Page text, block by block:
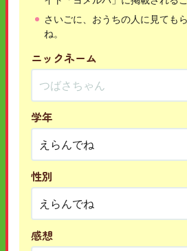
さいごに、おうちの人に見ても
ね。
ニックネーム
学年
性別
感想